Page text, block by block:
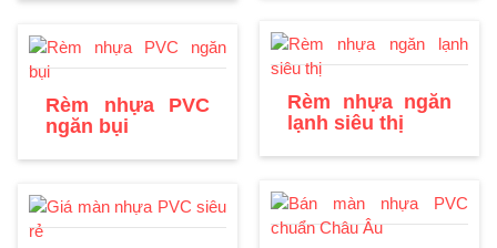
Rèm nhựa ngăn
lạnh siêu thị
Rèm nhựa PVC
ngăn bụi